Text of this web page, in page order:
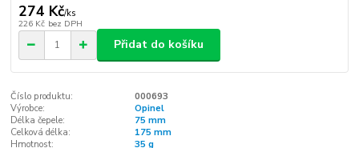
274 Kč/ks
226 Kč bez DPH
Přidat do košíku
Číslo produktu:
000693
Výrobce:
Opinel
Délka čepele:
75 mm
Celková délka:
175 mm
Hmotnost:
35 g